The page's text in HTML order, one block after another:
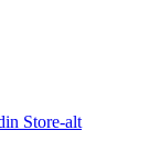
Store-alt